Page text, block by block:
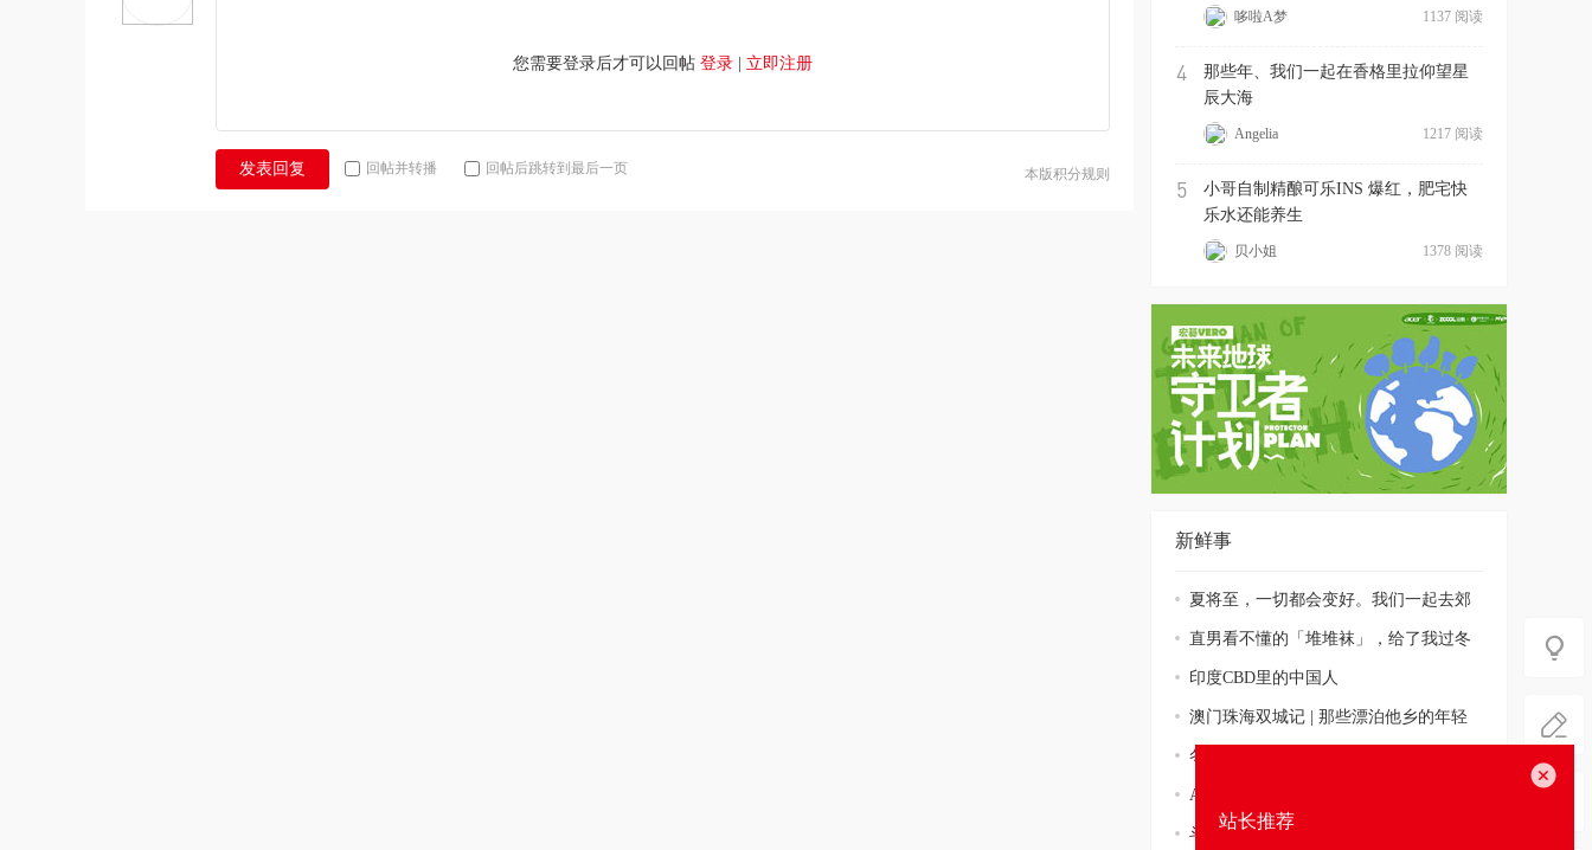
您需要登录后才可以回帖 登录 立即注册
本版积分规则
发表回复 回帖并转播 回帖后跳转到最后一页
1137 阅读
哆啦A梦
4
那些年、我们一起在香格里拉仰望星
辰大海
1217 阅读
Angelia
5
小哥自制精酿可乐INS 爆红，肥宅快
乐水还能养生
1378 阅读
贝小姐
新鲜事
夏将至，一切都会变好。我们一起去郊
游！直男看不懂的「堆堆袜」，给了我过冬
的勇气
印度CBD里的中国人
澳门珠海双城记 | 那些漂泊他乡的年轻
人冬日居家灵感丨巴斯克蛋糕丨DIY香薰
蜡烛丨S
A站视频-热爱105°C的你
斗鱼视频-周二珂《告白气球》
站长推荐